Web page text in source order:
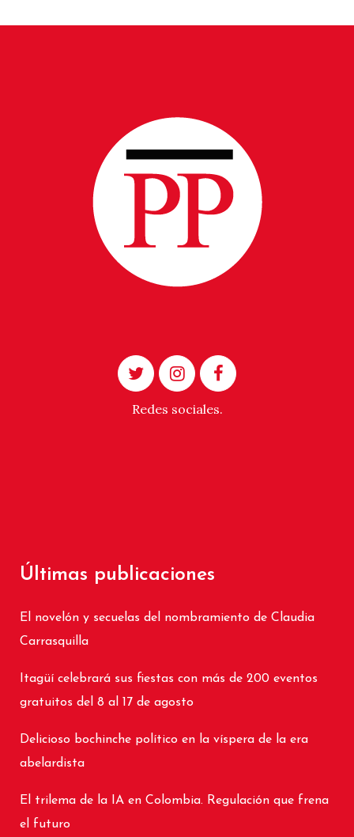
Redes sociales.
Últimas publicaciones
El novelón y secuelas del nombramiento de Claudia
Carrasquilla
Itagüí celebrará sus fiestas con más de 200 eventos
gratuitos del 8 al 17 de agosto
Delicioso bochinche político en la víspera de la era
abelardista
El trilema de la IA en Colombia. Regulación que frena
el futuro